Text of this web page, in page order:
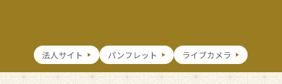
法人サイト パンフレット ライブカメラ